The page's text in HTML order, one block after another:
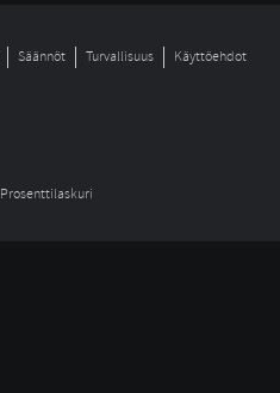
Säännöt Turvallisuus
Käyttöehdot
Prosenttilaskuri